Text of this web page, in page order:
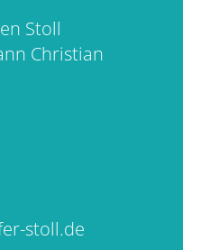
Stoll
Christian
stoll.de